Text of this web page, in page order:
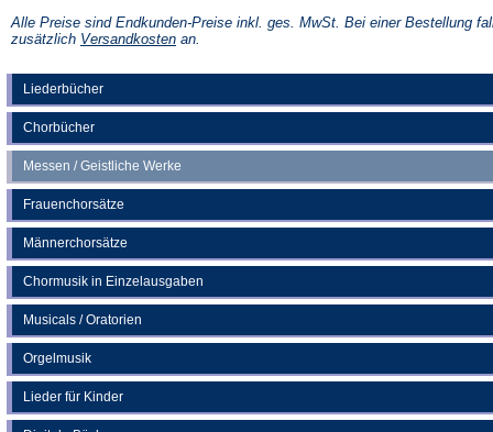
Liederbücher
Chorbücher
Messen / Geistliche Werke
Frauenchorsätze
Männerchorsätze
Chormusik in Einzelausgaben
Musicals / Oratorien
Orgelmusik
Lieder für Kinder
einem
neuen
Alle Preise sind Endkunden-Preise inkl. ges. MwSt. Bei einer Bestellung
zusätzlich Versandkosten(Öffnet
an.